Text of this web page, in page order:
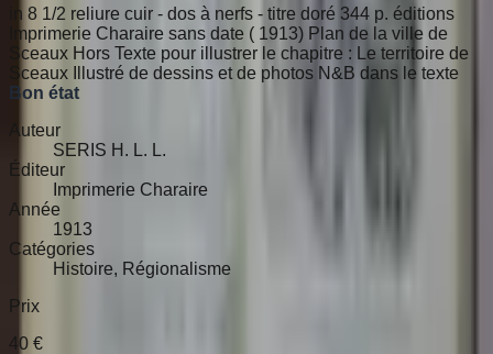
in 8 1/2 reliure cuir - dos à nerfs - titre doré 344 p. éditions
Imprimerie Charaire sans date ( 1913) Plan de la ville de
Sceaux Hors Texte pour illustrer le chapitre : Le territoire de
Sceaux Illustré de dessins et de photos N&B dans le texte
Bon état
Auteur
SERIS H. L. L.
Éditeur
Imprimerie Charaire
Année
1913
Catégories
Histoire, Régionalisme
Prix
40 €